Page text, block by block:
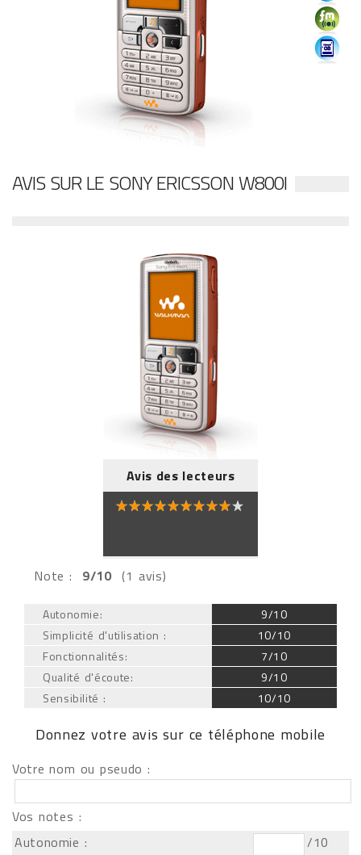
AVIS SUR LE SONY ERICSSON W800I
Avis des lecteurs
Note : 9/10 (1 avis)
Autonomie:
Simplicité d'utilisation :
Fonctionnalités:
Qualité d'écoute:
Sensibilité :
9/10
10/10
7/10
9/10
10/10
Donnez votre avis sur ce téléphone mobile
Votre nom ou pseudo :
Vos notes :
Autonomie :
/10